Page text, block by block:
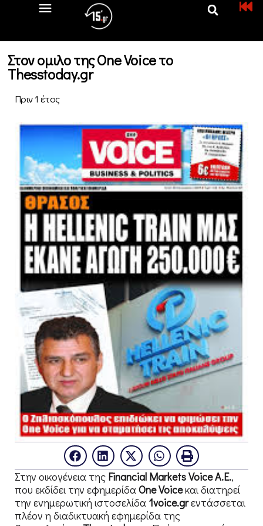
Στον ομιλο της One Voice το
Thesstoday.gr
Πριν 1 έτος
Στην οικογένεια της Financial MarketsVoiceΑ.Ε.,
που εκδίδει την εφημερίδαOneVoiceκαι διατηρεί
την ενημερωτική ιστοσελίδα 1voice.grεντάσσεται
πλέον η διαδικτυακή εφημερίδα της